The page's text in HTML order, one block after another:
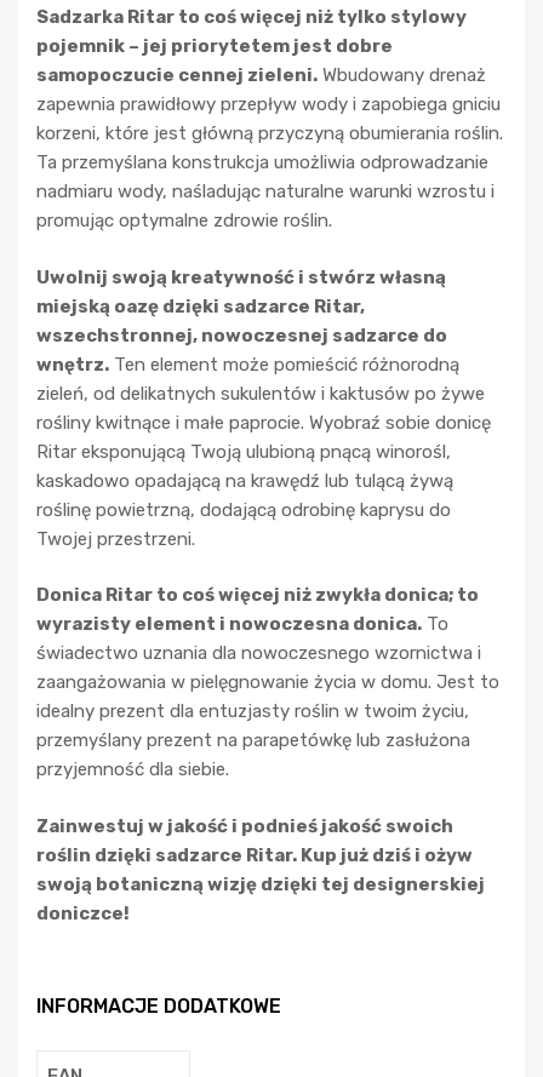
Sadzarka Ritar to coś więcej niż tylko stylowy
pojemnik – jej priorytetem jest dobre
samopoczucie cennej zieleni. Wbudowany drenaż
zapewnia prawidłowy przepływ wody i zapobiega gniciu
korzeni, które jest główną przyczyną obumierania roślin.
Ta przemyślana konstrukcja umożliwia odprowadzanie
nadmiaru wody, naśladując naturalne warunki wzrostu i
promując optymalne zdrowie roślin.
Uwolnij swoją kreatywność i stwórz własną
miejską oazę dzięki sadzarce Ritar,
wszechstronnej, nowoczesnej sadzarce do
wnętrz. Ten element może pomieścić różnorodną
zieleń, od delikatnych sukulentów i kaktusów po żywe
rośliny kwitnące i małe paprocie. Wyobraź sobie donicę
Ritar eksponującą Twoją ulubioną pnącą winorośl,
kaskadowo opadającą na krawędź lub tulącą żywą
roślinę powietrzną, dodającą odrobinę kaprysu do
Twojej przestrzeni.
Donica Ritar to coś więcej niż zwykła donica; to
wyrazisty element i nowoczesna donica. To
świadectwo uznania dla nowoczesnego wzornictwa i
zaangażowania w pielęgnowanie życia w domu. Jest to
idealny prezent dla entuzjasty roślin w twoim życiu,
przemyślany prezent na parapetówkę lub zasłużona
przyjemność dla siebie.
Zainwestuj w jakość i podnieś jakość swoich
roślin dzięki sadzarce Ritar. Kup już dziś i ożyw
swoją botaniczną wizję dzięki tej designerskiej
doniczce!
INFORMACJE DODATKOWE